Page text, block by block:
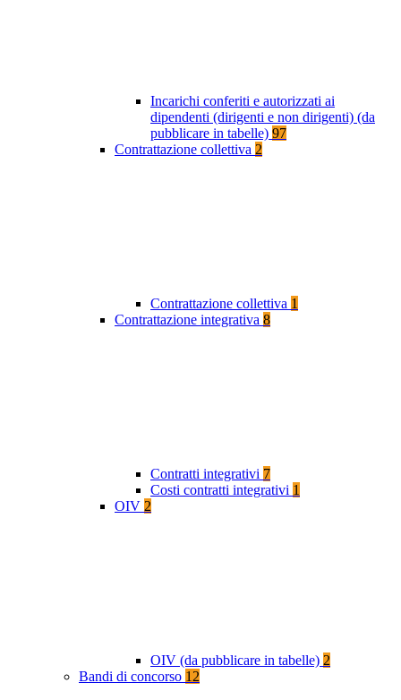
Incarichi conferiti e autorizzati ai
dipendenti (dirigenti e non dirigenti) (da
pubblicare in tabelle) 97
Contrattazione collettiva 2
Contrattazione collettiva 1
Contrattazione integrativa 8
Contratti integrativi 7
Costi contratti integrativi 1
OIV 2
OIV (da pubblicare in tabelle) 2
Bandi di concorso 12